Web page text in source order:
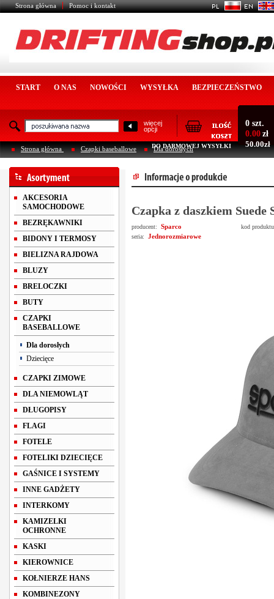
Strona główna Pomoc i kontakt
START O NAS NOWOŚCI WYSYŁKA BEZPIECZEŃSTWO
więcej
opcji
0 szt.
0.00 zł
DO DARMOWEJ WYSYŁKI 50.00zł
Strona główna Czapki baseballowe Dla dorosłych
AKCESORIA
SAMOCHODOWE
BEZRĘKAWNIKI
BIDONY I TERMOSY
BIELIZNA RAJDOWA
BLUZY
BRELOCZKI
BUTY
CZAPKI
BASEBALLOWE
Dla dorosłych
Dziecięce
CZAPKI ZIMOWE
DLA NIEMOWLĄT
DŁUGOPISY
FLAGI
FOTELE
FOTELIKI DZIECIĘCE
GAŚNICE I SYSTEMY
INNE GADŻETY
INTERKOMY
KAMIZELKI
OCHRONNE
KASKI
KIEROWNICE
KOŁNIERZE HANS
KOMBINEZONY
Czapka z daszkiem Suede
producent: Sparco
kod
seria:
Jednorozmiarowe